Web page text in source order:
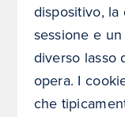
dispositivo,
sessione e
diverso lasso
opera. I
che